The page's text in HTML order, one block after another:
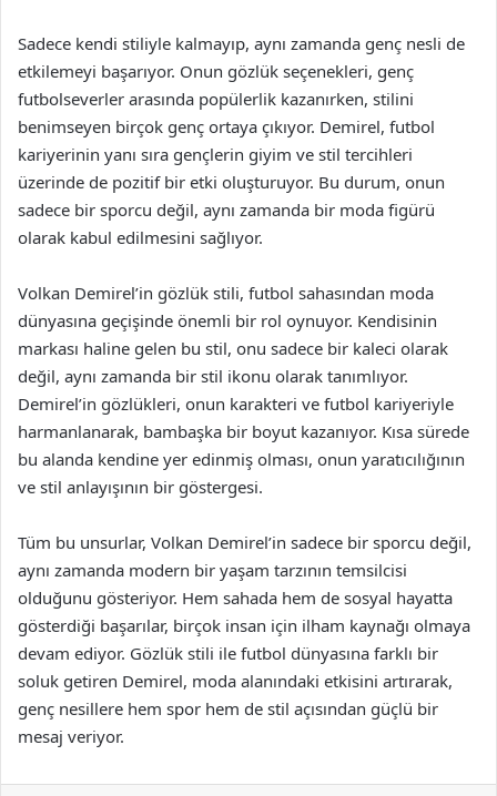
Sadece kendi stiliyle kalmayıp, aynı zamanda genç nesli de
etkilemeyi başarıyor. Onun gözlük seçenekleri, genç
futbolseverler arasında popülerlik kazanırken, stilini
benimseyen birçok genç ortaya çıkıyor. Demirel, futbol
kariyerinin yanı sıra gençlerin giyim ve stil tercihleri
üzerinde de pozitif bir etki oluşturuyor. Bu durum, onun
sadece bir sporcu değil, aynı zamanda bir moda figürü
olarak kabul edilmesini sağlıyor.
Volkan Demirel’in gözlük stili, futbol sahasından moda
dünyasına geçişinde önemli bir rol oynuyor. Kendisinin
markası haline gelen bu stil, onu sadece bir kaleci olarak
değil, aynı zamanda bir stil ikonu olarak tanımlıyor.
Demirel’in gözlükleri, onun karakteri ve futbol kariyeriyle
harmanlanarak, bambaşka bir boyut kazanıyor. Kısa sürede
bu alanda kendine yer edinmiş olması, onun yaratıcılığının
ve stil anlayışının bir göstergesi.
Tüm bu unsurlar, Volkan Demirel’in sadece bir sporcu değil,
aynı zamanda modern bir yaşam tarzının temsilcisi
olduğunu gösteriyor. Hem sahada hem de sosyal hayatta
gösterdiği başarılar, birçok insan için ilham kaynağı olmaya
devam ediyor. Gözlük stili ile futbol dünyasına farklı bir
soluk getiren Demirel, moda alanındaki etkisini artırarak,
genç nesillere hem spor hem de stil açısından güçlü bir
mesaj veriyor.